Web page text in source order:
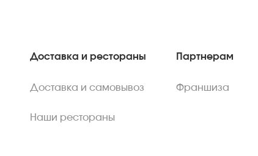
Доставка и рестораны
Доставка и самовывоз
Наши рестораны
Партнерам
Франшиза